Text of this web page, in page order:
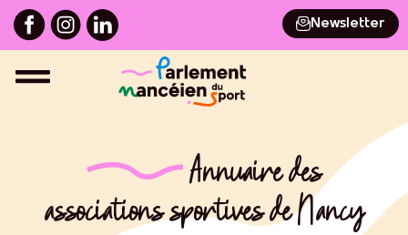
Newsletter
Annuaire des
associations sportives de Nancy